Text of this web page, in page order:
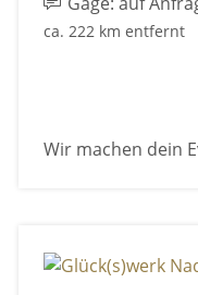
ca. 222 km entfernt
Wir machen dein